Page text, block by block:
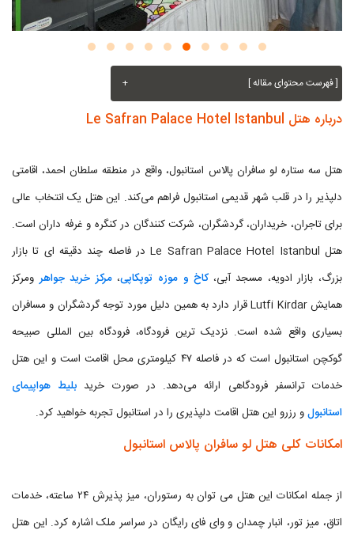
[ فهرست محتوای مقاله ] +
درباره هتل Le Safran Palace Hotel Istanbul
هتل سه ستاره لو سافران پالاس استانبول، واقع در منطقه سلطان احمد، اقامتی
دلپذیر را در قلب شهر قدیمی استانبول فراهم می‌کند. این هتل یک انتخاب عالی
برای تاجران، خریداران، گردشگران، شرکت کنندگان در کنگره و غرفه داران است.
هتل Le Safran Palace Hotel Istanbul در فاصله چند دقیقه ای تا بازار
بزرگ، بازار ادویه، مسجد آبی،کاخ و موزه توپکاپی،مرکز خرید جواهرومرکز
همایش Lutfi Kirdar قرار دارد به همین دلیل مورد توجه گردشگران و مسافران
بسیاری واقع شده است. نزدیک ترین فرودگاه، فرودگاه بین المللی صبیحه
گوکچن استانبول است که در فاصله ۴۷ کیلومتری محل اقامت است و این هتل
خدمات ترانسفر فرودگاهی ارائه می‌دهد. در صورت خرید بلیط هواپیمای
استانبولو رزرو این هتل اقامت دلپذیری را در استانبول تجربه خواهید کرد.
امکانات کلی هتل لو سافران پالاس استانبول
از جمله امکانات این هتل می توان به رستوران، میز پذیرش ۲۴ ساعته، خدمات
اتاق، میز تور، انبار چمدان و وای فای رایگان در سراسر ملک اشاره کرد. این هتل